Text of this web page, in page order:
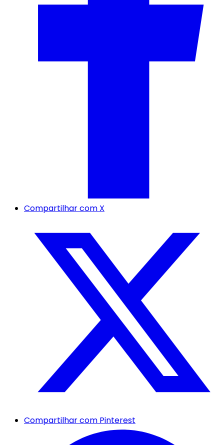
Compartilhar com X
Compartilhar com Pinterest